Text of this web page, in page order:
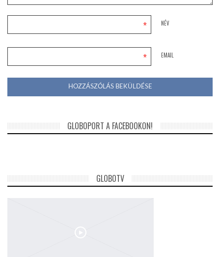
NÉV
*
EMAIL
*
GLOBOPORT A FACEBOOKON!
GLOBOTV